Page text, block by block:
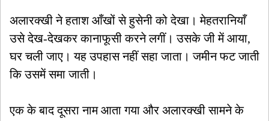
अलारक्खी ने हताश आँखों से हुसेनी को देखा। मेहतरानियाँ
उसे देख-देखकर कानाफूसी करने लगीं। उसके जी में आया,
घर चली जाए। यह उपहास नहीं सहा जाता। जमीन फट जाती
कि उसमें समा जाती।
एक के बाद दूसरा नाम आता गया और अलारक्खी सामने के